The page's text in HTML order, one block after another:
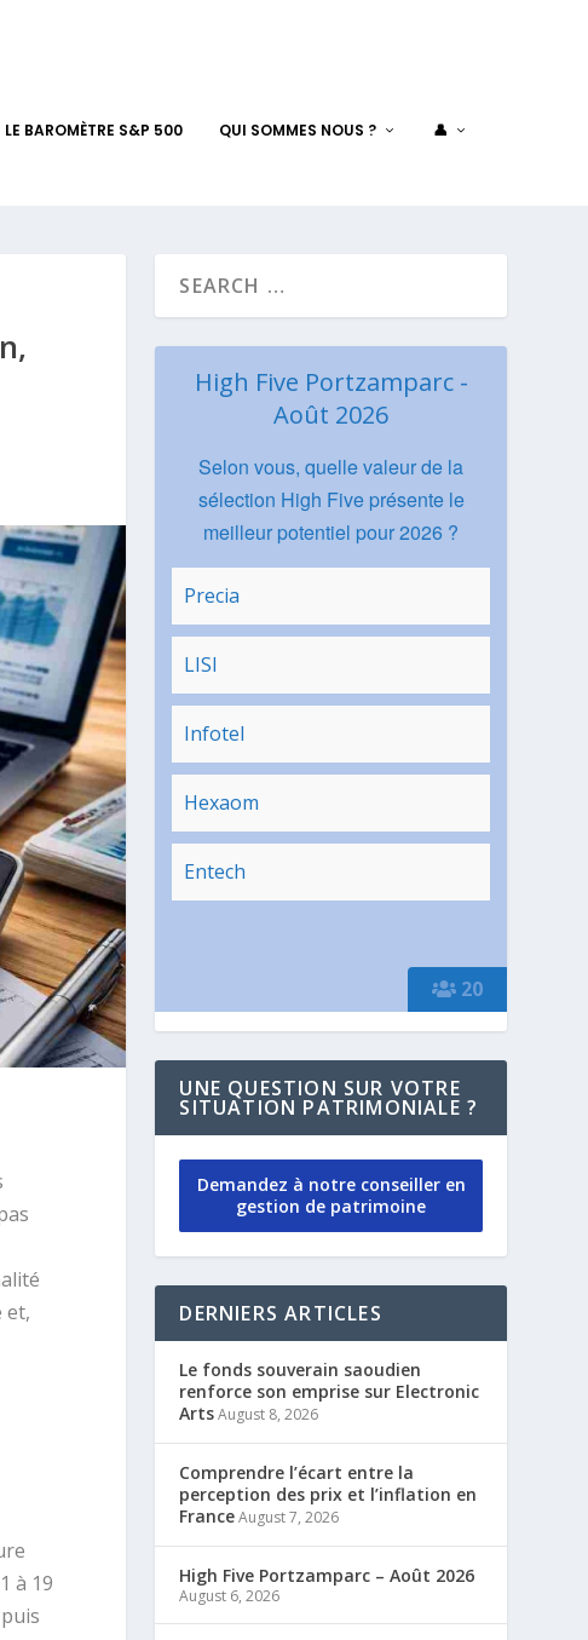
LE BAROMÈTRE S&P 500 QUI SOMMES NOUS ? 👤
et,
à 19
20
High Five Portzamparc -
Août 2026
Selon vous, quelle valeur de la
sélection High Five présente le
meilleur potentiel pour 2026 ?
Precia
LISI
Infotel
Hexaom
Entech
UNE QUESTION SUR VOTRE
SITUATION PATRIMONIALE ?
Demandez à notre conseiller en
gestion de patrimoine
DERNIERS ARTICLES
Le fonds souverain saoudien
renforce son emprise sur Electronic
ArtsAugust 8, 2026
Comprendre l’écart entre la
perception des prix et l’inflation en
FranceAugust 7, 2026
High Five Portzamparc – Août 2026
August 6, 2026